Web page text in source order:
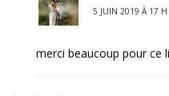
5 JUIN 2019 À 17
merci beaucoup pour ce